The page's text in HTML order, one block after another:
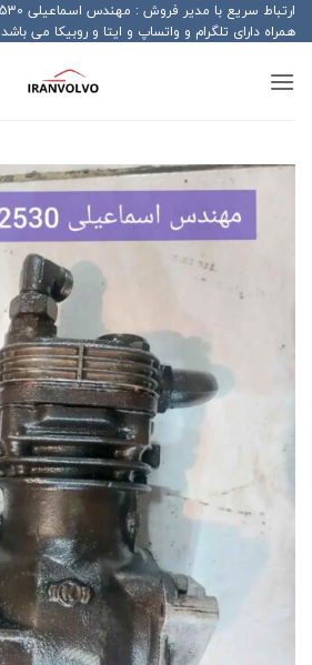
Skip
to
content
همراه دارای تلگرام و واتساپ و ایتا و روبیکا می باشد